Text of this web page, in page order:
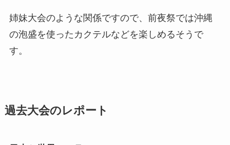
姉妹大会のような関係ですので、前夜祭では沖縄
の泡盛を使ったカクテルなどを楽しめるそうで
す。
過去大会のレポート